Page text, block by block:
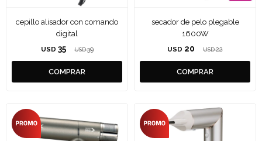
cepillo alisador con comando
digital
USD 35 USD 39
secador de pelo plegable
1600W
USD 20 USD 22